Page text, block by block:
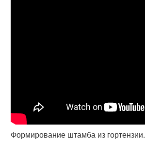
Формирование штамба из гортензии.